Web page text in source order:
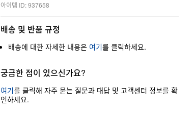
아이템 ID: 937658
배송 및 반품 규정
배송에 대한 자세한 내용은 여기를 클릭하세요.
궁금한 점이 있으신가요?
여기를 클릭해 자주 묻는 질문과 대답 및 고객센터 정보를 확
인하세요.